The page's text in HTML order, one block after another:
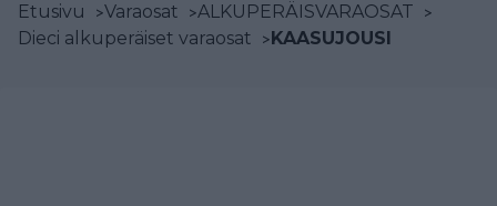
Etusivu >Varaosat >ALKUPERÄISVARAOSAT >
Dieci alkuperäiset varaosat >KAASUJOUSI